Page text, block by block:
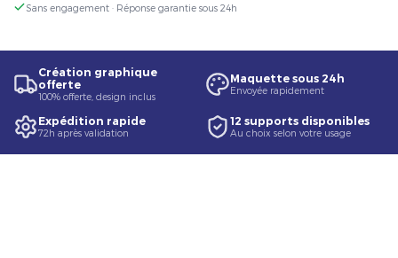
Sans engagement · Réponse garantie sous 24h
Création graphique
offerte
100% offerte, design inclus
Maquette sous 24h
Envoyée rapidement
Expédition rapide
72h après validation
12 supports disponibles
Au choix selon votre usage